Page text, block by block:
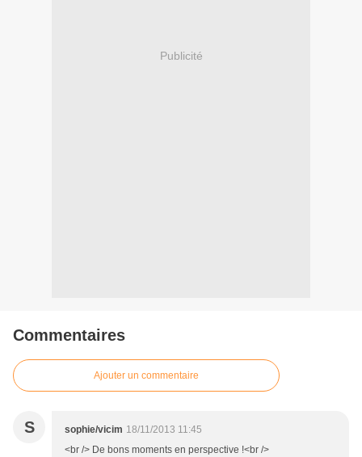
Publicité
Commentaires
Ajouter un commentaire
S sophie/vicim 18/11/2013 11:45
<br /> De bons moments en perspective !<br />